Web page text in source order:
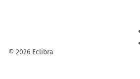
© 2026 Eclibra